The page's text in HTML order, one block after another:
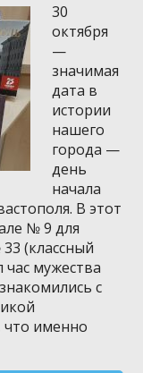
30
октября
—
значимая
дата в
истории
нашего
города —
день
начала
В этот
№ 9 для
(классный
мужества
с
что именно